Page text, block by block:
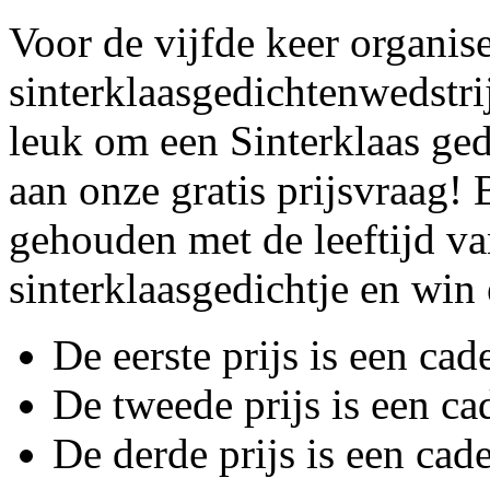
Voor de vijfde keer
leuk om een Sinterklaas
aan onze gratis
gehouden met de leeftijd
sinterklaasgedichtje en win
De eerste prijs is een
De tweede prijs is een
De derde prijs is een